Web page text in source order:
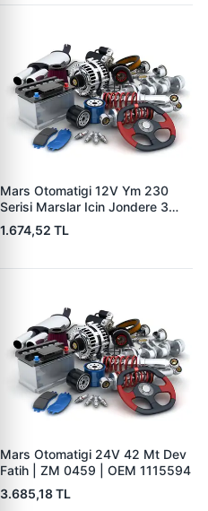
Mars Otomatigi 12V Ym 230
Serisi Marslar Icin Jondere 3
Delik | ZM 1653 | OEM
RE503357
1.674,52 TL
Mars Otomatigi 24V 42 Mt Dev
Fatih | ZM 0459 | OEM 1115594
3.685,18 TL